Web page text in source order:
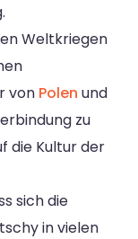
Weltkriegen
von Polen und
zu
die Kultur der
sich die
in vielen